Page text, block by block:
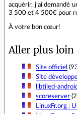
acquérir, j'ai demandé
3 500 et 4 500€ pour
À votre bon cœur!
Aller plus loin
Site officiel
Site
libtiled-
scoreserver
LinuxFr.org :